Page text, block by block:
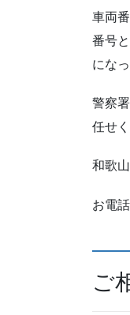
車両
番号
にな
警察
任せく
和歌
お電
ご